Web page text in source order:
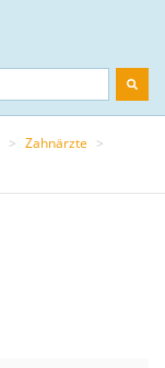
> Zahnärzte >